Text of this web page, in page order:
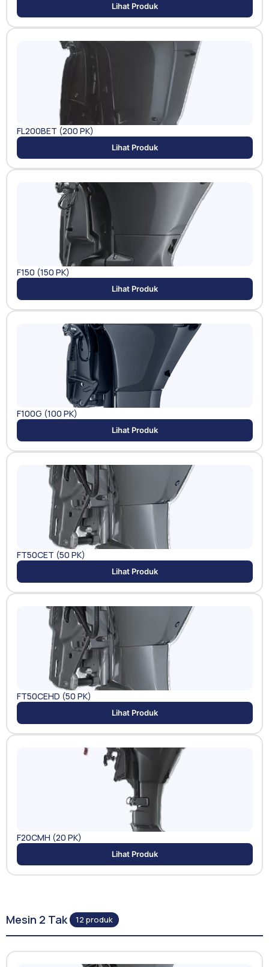
Lihat Produk
FL200BET (200 PK)
Lihat Produk
F150 (150 PK)
Lihat Produk
F100G (100 PK)
Lihat Produk
FT50CET (50 PK)
Lihat Produk
FT50CEHD (50 PK)
Lihat Produk
F20CMH (20 PK)
Lihat Produk
Mesin 2 Tak 12 produk